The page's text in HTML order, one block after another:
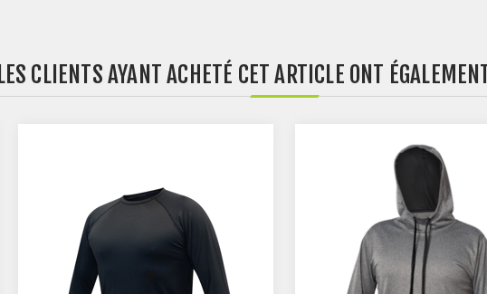
LES CLIENTS AYANT ACHETÉ CET ARTICLE ONT